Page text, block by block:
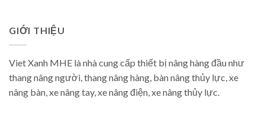
GIỚI THIỆU
Viet Xanh MHE là nhà cung cấp thiết bị nâng hàng đầu như
thang nâng người, thang nâng hàng, bàn nâng thủy lực, xe
nâng bàn, xe nâng tay, xe nâng điện, xe nâng thủy lực.